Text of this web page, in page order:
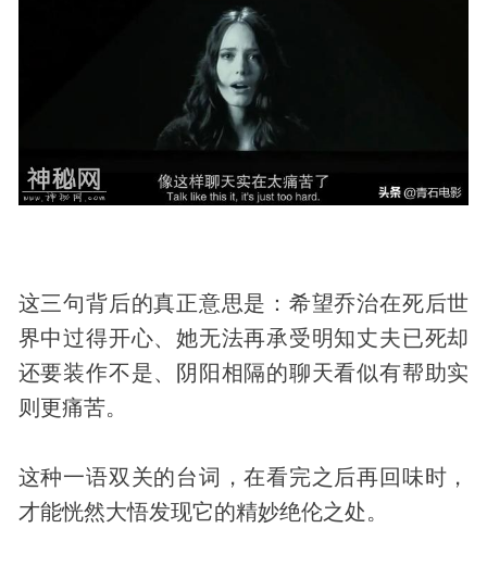
这三句背后的真正意思是：希望乔治在死后世
界中过得开心、她无法再承受明知丈夫已死却
还要装作不是、阴阳相隔的聊天看似有帮助实
则更痛苦。
这种一语双关的台词，在看完之后再回味时，
才能恍然大悟发现它的精妙绝伦之处。